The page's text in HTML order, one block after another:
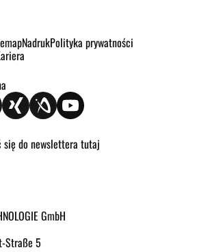
NadrukPolityka prywatności
się do newslettera tutaj
GmbH
Straße 5